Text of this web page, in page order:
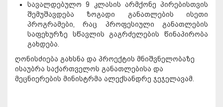
სავალდებულო 9 კლასის არმქონე პირებისთვის
შემუშავდება ზოგადი განათლების ისეთი
პროგრამები, რაც პროფესიული განათლების
საფეხურზე სწავლის გაგრძელების წინაპირობა
გახდება.
ღონისძიება გახსნა და პროექტის მნიშვნელობაზე
ისაუბრა საქართველოს განათლებისა და
მეცნიერების მინისტრმა ალექსანდრე ჯეჯელავამ.